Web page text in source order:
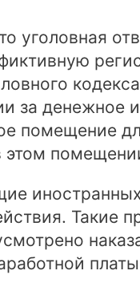
уголовная
за денежное
помещение
этом
Такие